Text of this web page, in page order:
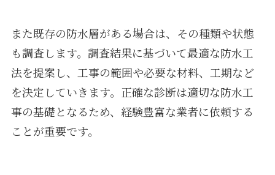
また既存の防水層がある場合は、その種類や状態
も調査します。調査結果に基づいて最適な防水工
法を提案し、工事の範囲や必要な材料、工期など
を決定していきます。正確な診断は適切な防水工
事の基礎となるため、経験豊富な業者に依頼する
ことが重要です。